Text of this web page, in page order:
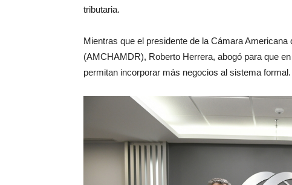
tributaria.
Mientras que el presidente de la Cámara
(AMCHAMDR), Roberto Herrera, abogó para que
permitan incorporar más negocios al sistema formal.